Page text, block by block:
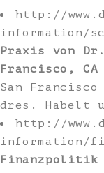
http://
information/
Praxis von
Francisco, CA
San Francisco
dres. Habelt
http://
information/
Finanzpolitik